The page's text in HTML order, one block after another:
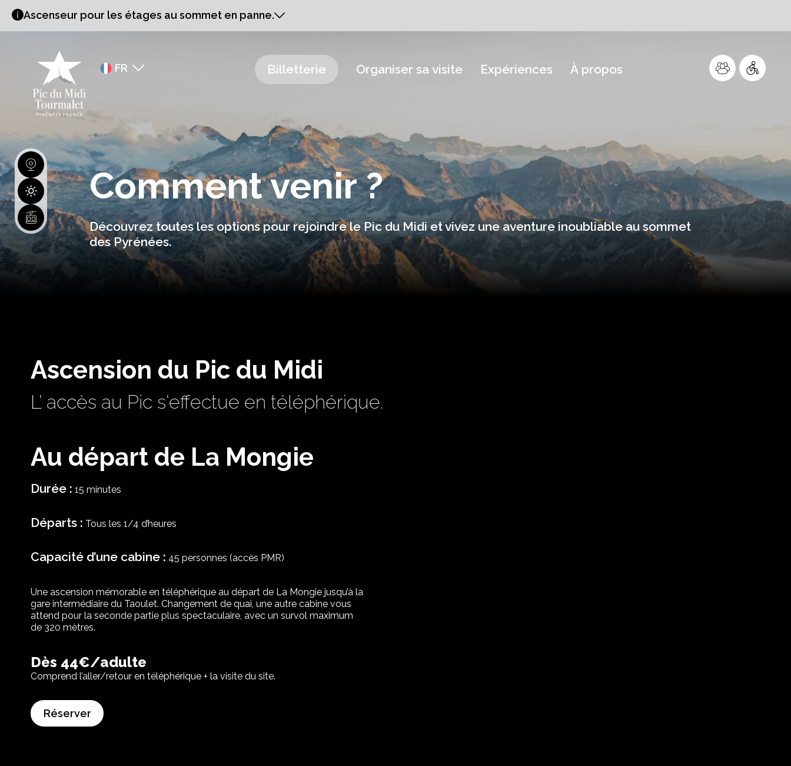
Ascenseur pour les étages au sommet en panne.
FR
Billetterie Organiser sa visite Expériences À propos
Comment venir ?
Découvrez toutes les options pour rejoindre le Pic du Midi et vivez une aventure inoubliable au sommet
des Pyrénées.
Ascension du Pic du Midi
L’ accès au Pic s'effectue en téléphérique.
Au départ de La Mongie
Durée : 15 minutes
Départs : Tous les 1/4 d’heures
Capacité d’une cabine : 45 personnes (accès PMR)
Une ascension mémorable en téléphérique au départ de La Mongie jusqu’à la
gare intermédiaire du Taoulet. Changement de quai, une autre cabine vous
attend pour la seconde partie plus spectaculaire, avec un survol maximum
de 320 mètres.
Dès 44€/adulte
Comprend l’aller/retour en téléphérique + la visite du site.
Réserver